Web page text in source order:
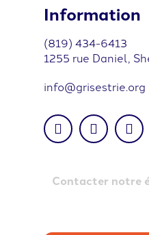
Information
(819) 434-6413
1255 rue Daniel,
info@grisestrie.org
Contacter notre